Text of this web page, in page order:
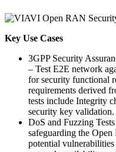
Key Use Cases
3GPP Security
– Test E2E network
for security functional
requirements derived
tests include Integrity
security key validation.
DoS and Fuzzing
safeguarding the
potential